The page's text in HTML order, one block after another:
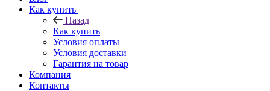
Как купить
Назад
Как купить
Условия оплаты
Условия доставки
Гарантия на товар
Компания
Контакты